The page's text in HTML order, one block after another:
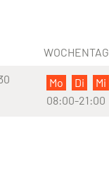
WOCHENTAG
Mo Di Mi
08:00-21:00